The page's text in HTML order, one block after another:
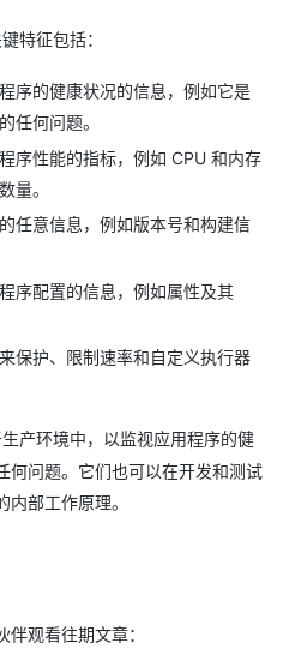
特征包括：
序的健康状况的信息，例如它是
任何问题。
序性能的指标，例如 CPU 和内存
量。
任意信息，例如版本号和构建信
序配置的信息，例如属性及其
保护、限制速率和自定义执行器
产环境中，以监视应用程序的健
何问题。它们也可以在开发和测试
部工作原理。
观看往期文章：